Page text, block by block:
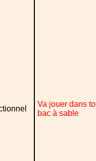
Va jouer dans
bac à sable